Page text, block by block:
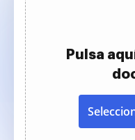
Pulsa